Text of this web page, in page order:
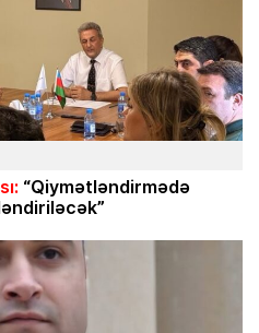
“Qiymətləndirmədə